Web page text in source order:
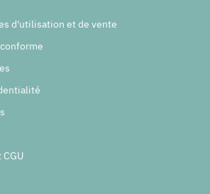
d'utilisation et de vente